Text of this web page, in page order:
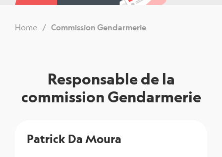
Home Commission Gendarmerie
Responsable de la
commission Gendarmerie
Patrick Da Moura